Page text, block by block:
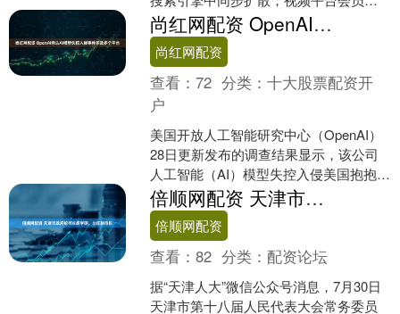
号被拆分为“分时租赁”商品，在二手交易
平台上公开叫卖…… ....
尚红网配资 OpenAI承认AI模型失控入侵事件涉及多个平台
尚红网配资
查看：72 分类：十大股票配资开
户
美国开放人工智能研究中心（OpenAI）
28日更新发布的调查结果显示，该公司
人工智能（AI）模型失控入侵美国抱抱脸
公司系统期间，还曾利用网上公开的信
息，访问了多....
倍顺网配资 天津市政府秘书长胡学明，出任副市长
倍顺网配资
查看：82 分类：配资论坛
据“天津人大”微信公众号消息，7月30日
天津市第十八届人民代表大会常务委员